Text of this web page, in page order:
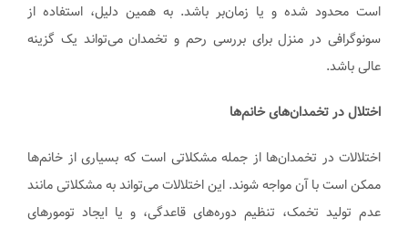
است محدود شده و یا زمان‌بر باشد. به همین دلیل، استفاده از
سونوگرافی در منزل برای بررسی رحم و تخمدان می‌تواند یک گزینه
عالی باشد.
اختلال در تخمدان‌های خانم‌ها
اختلالات در تخمدان‌ها از جمله مشکلاتی است که بسیاری از خانم‌ها
ممکن است با آن مواجه شوند. این اختلالات می‌تواند به مشکلاتی مانند
عدم تولید تخمک، تنظیم دوره‌های قاعدگی، و یا ایجاد تومورهای